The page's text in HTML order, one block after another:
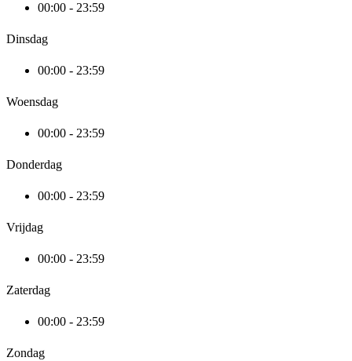
00:00 - 23:59
Dinsdag
00:00 - 23:59
Woensdag
00:00 - 23:59
Donderdag
00:00 - 23:59
Vrijdag
00:00 - 23:59
Zaterdag
00:00 - 23:59
Zondag